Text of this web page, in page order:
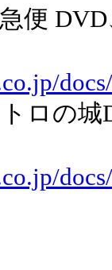
便
トロの